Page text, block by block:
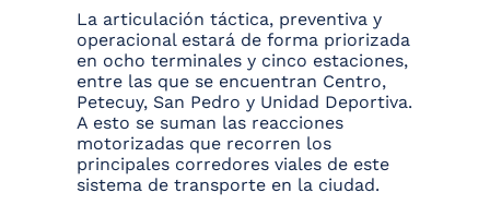
La articulación táctica, preventiva y
operacional estará de forma priorizada
en ocho terminales y cinco estaciones,
entre las que se encuentran Centro,
Petecuy, San Pedro y Unidad Deportiva.
A esto se suman las reacciones
motorizadas que recorren los
principales corredores viales de este
sistema de transporte en la ciudad.